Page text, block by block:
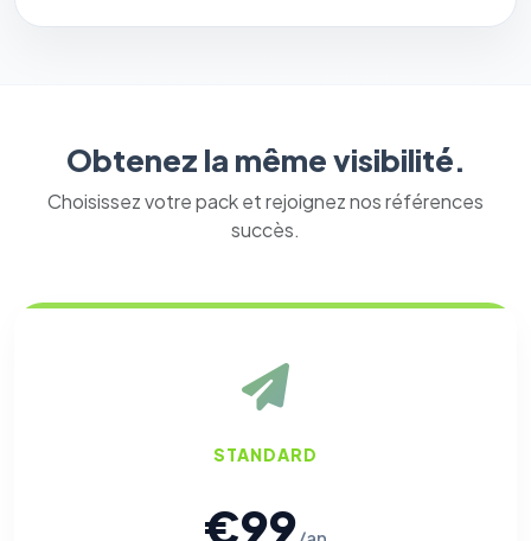
Obtenez la même visibilité.
Choisissez votre pack et rejoignez nos références
succès.
STANDARD
€99